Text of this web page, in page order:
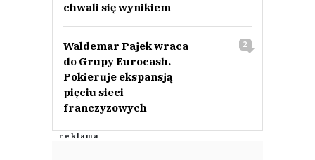
chwali się wynikiem
Waldemar Pajek wraca
do Grupy Eurocash.
Pokieruje ekspansją
pięciu sieci
franczyzowych
2